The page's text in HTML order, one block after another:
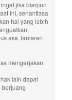
jika biarpun
ini, senantiasa
hal yang lebih
asa, lantaran
mengerjakan
lain dapat
berjuang